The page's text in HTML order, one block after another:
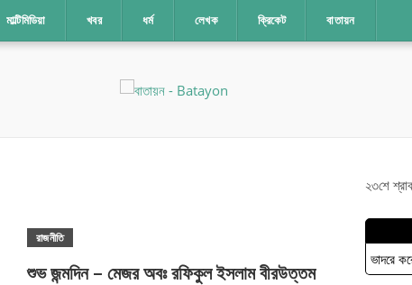
মাল্টিমিডিয়া খবর ধর্ম লেখক ক্রিকেট বাতায়ন
রাজনীতি
শুভ জন্মদিন – মেজর অবঃ রফিকুল ইসলাম বীরউত্তম
২৩শে
ভাদরে